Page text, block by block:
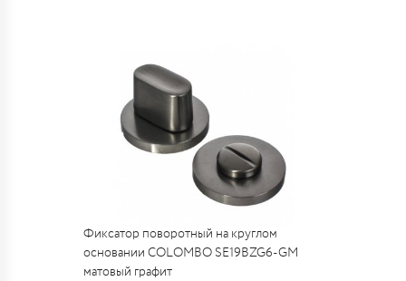
Фиксатор поворотный на круглом
основании COLOMBO SE19BZG6-GM
матовый графит